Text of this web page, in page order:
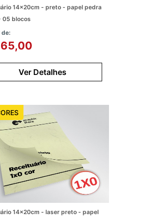
14x20cm - preto - papel pedra
05 blocos
Ver Detalhes
14x20cm - laser preto - papel